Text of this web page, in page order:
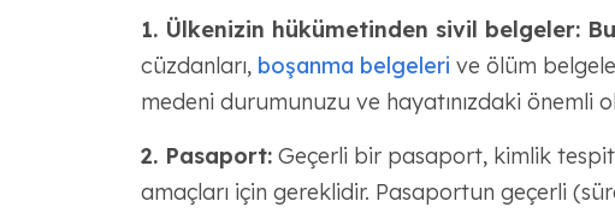
1. Ülkenizin hükümetinden sivil belgeler:
cüzdanları, boşanma belgeleri ve ölüm
medeni durumunuzu ve hayatınızdaki önemli
2. Pasaport:Geçerli bir pasaport, kimlik
amaçları için gereklidir. Pasaportun geçerli